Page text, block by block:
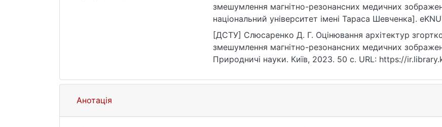
змешумлення магнітно-резонансних медичних
національний університет імені Тараса Шевченка].
https://ir.library.knu.ua/handle/123456789/6759
[ДСТУ] Слюсаренко Д. Г. Оцінювання архітектур
змешумлення магнітно-резонансних медичних
Природничі науки. Київ, 2023. 50 с. URL: https://
Анотація